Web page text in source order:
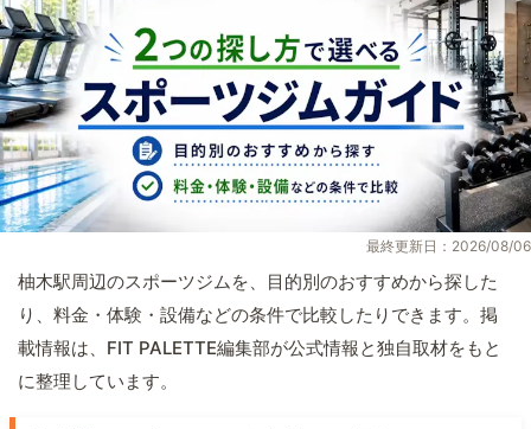
最終更新日：2026/08/06
柚木駅周辺のスポーツジムを、目的別のおすすめから探した
り、料金・体験・設備などの条件で比較したりできます。掲
載情報は、FIT PALETTE編集部が公式情報と独自取材をもと
に整理しています。